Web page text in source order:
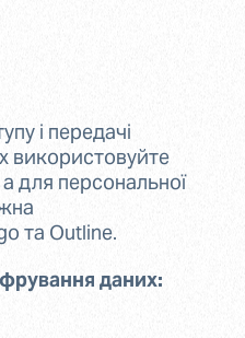
і передачі
використовуйте
для персональної
та Outline.
даних: